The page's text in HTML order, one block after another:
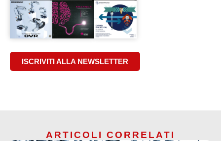
ISCRIVITI ALLA NEWSLETTER
ARTICOLI CORRELATI